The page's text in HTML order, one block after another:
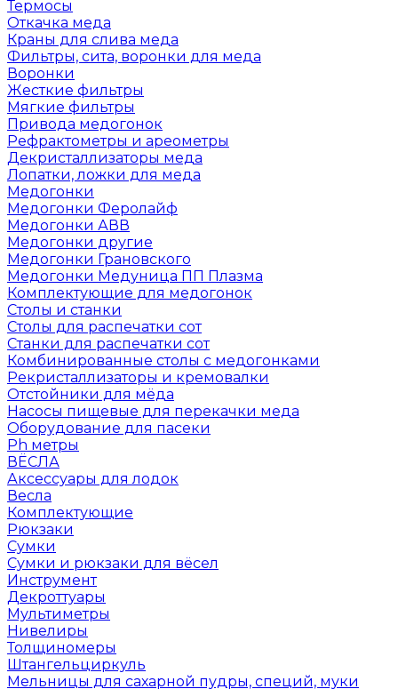
Термосы
Откачка меда
Краны для слива меда
Фильтры, сита, воронки для меда
Воронки
Жесткие фильтры
Мягкие фильтры
Привода медогонок
Рефрактометры и ареометры
Декристаллизаторы меда
Лопатки, ложки для меда
Медогонки
Медогонки Феролайф
Медогонки АВВ
Медогонки другие
Медогонки Грановского
Медогонки Медуница ПП Плазма
Комплектующие для медогонок
Столы и станки
Столы для распечатки сот
Станки для распечатки сот
Комбинированные столы с медогонками
Рекристаллизаторы и кремовалки
Отстойники для мёда
Насосы пищевые для перекачки меда
Оборудование для пасеки
Ph метры
ВЁСЛА
Аксессуары для лодок
Весла
Комплектующие
Рюкзаки
Сумки
Сумки и рюкзаки для вёсел
Инструмент
Декроттуары
Мультиметры
Нивелиры
Толщиномеры
Штангельциркуль
Мельницы для сахарной пудры, специй, муки